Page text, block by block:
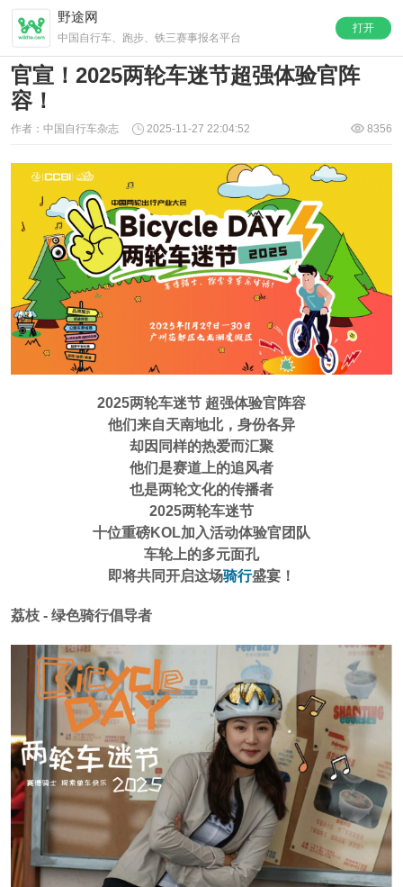
打开
野途网
中国自行车、跑步、铁三赛事报名平台
官宣！2025两轮车迷节超强体验官阵
容！
作者：中国自行车杂志 2025-11-27 22:04:52 8356
2025两轮车迷节 超强体验官阵容
他们来自天南地北，身份各异
却因同样的热爱而汇聚
他们是赛道上的追风者
也是两轮文化的传播者
2025两轮车迷节
十位重磅KOL加入活动体验官团队
车轮上的多元面孔
即将共同开启这场骑行盛宴！
荔枝 - 绿色骑行倡导者